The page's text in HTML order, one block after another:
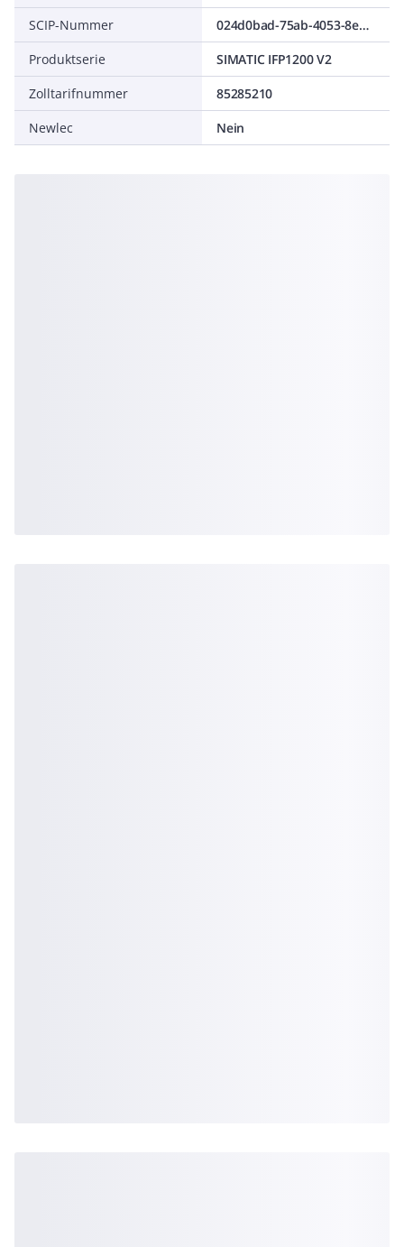
SCIP-Nummer
024d0bad-75ab-4053-8e54-2fafb94b725e
Produktserie
SIMATIC IFP1200 V2
Zolltarifnummer
85285210
Newlec
Nein